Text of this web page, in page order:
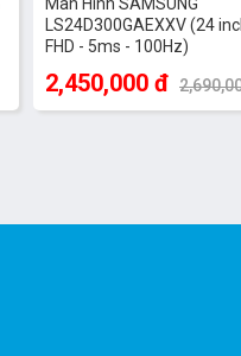
LS24D300GAEXXV (24
FHD - 5ms - 100Hz)
2,450,000 đ